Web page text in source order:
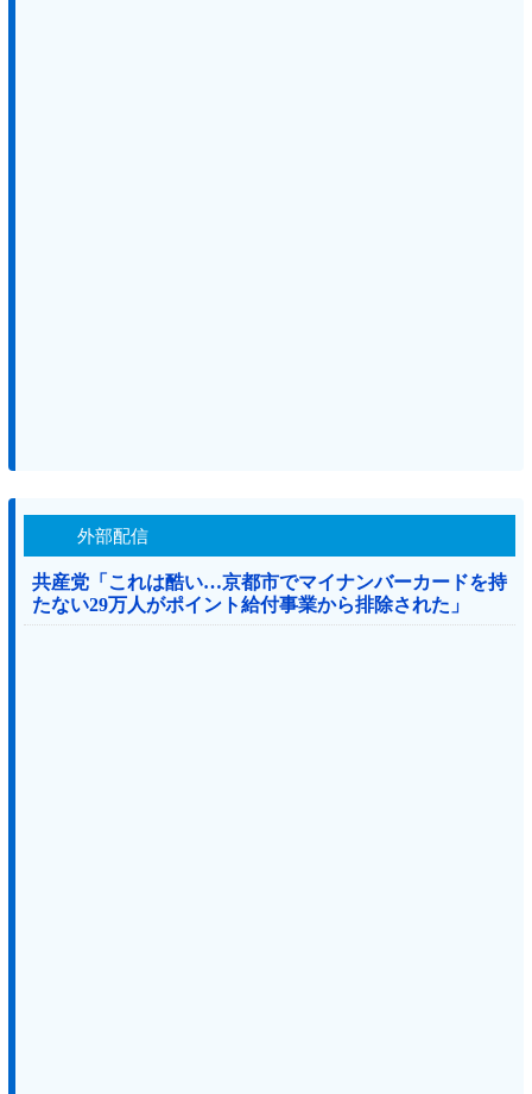
外部配信
共産党「これは酷い…京都市でマイナンバーカードを持
たない29万人がポイント給付事業から排除された」